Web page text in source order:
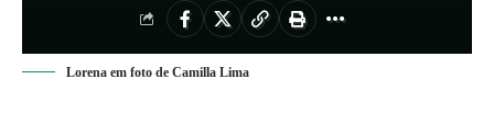
Lorena em foto de Camilla Lima